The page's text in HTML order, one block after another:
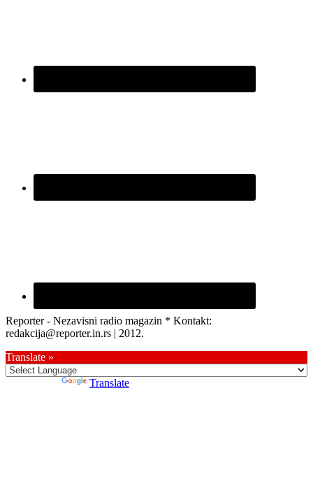
Reporter - Nezavisni radio magazin * Kontakt:
redakcija@reporter.in.rs | 2012.
Translate »
Translate